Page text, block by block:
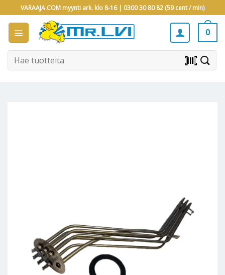
to
content
VARAAJA.COM myynti ark. klo 8-16 | 0300 30 80 82 (59 cent / min)
0
Etsi: barcode_scanner